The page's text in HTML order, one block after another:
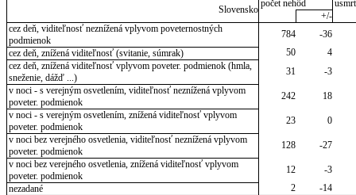
Slovensko
počet nehôd
+/-
cez deň, viditeľnosť neznížená vplyvom poveternostných
podmienok
784
-36
cez deň, znížená viditeľnosť (svitanie, súmrak)
50
4
cez deň, znížená viditeľnosť vplyvom poveter. podmienok (hmla,
sneženie, dážď ...)
31
-3
v noci - s verejným osvetlením, viditeľnosť neznížená vplyvom
poveter. podmienok
242
18
v noci - s verejným osvetlením, znížená viditeľnosť vplyvom
poveter. podmienok
23
0
v noci bez verejného osvetlenia, viditeľnosť neznížená vplyvom
poveter. podmienok
128
-27
v noci bez verejného osvetlenia, znížená viditeľnosť vplyvom
poveter. podmienok
12
-3
nezadané
2 -14